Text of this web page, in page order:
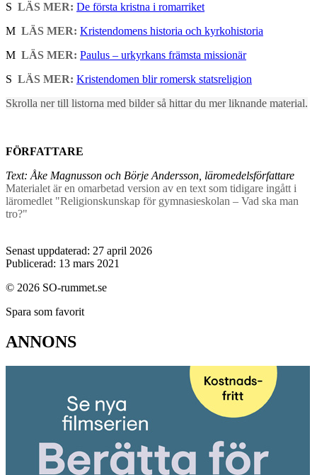
S LÄS MER: De första kristna i romarriket
M LÄS MER: Kristendomens historia och kyrkohistoria
M LÄS MER: Paulus – urkyrkans främsta missionär
S LÄS MER: Kristendomen blir romersk statsreligion
Skrolla ner till listorna med bilder så hittar du mer liknande material.
FÖRFATTARE
Text: Åke Magnusson och Börje Andersson, läromedelsförfattare
Materialet är en omarbetad version av en text som tidigare ingått i
läromedlet "Religionskunskap för gymnasieskolan – Vad ska man
tro?"
Senast uppdaterad: 27 april 2026
Publicerad: 13 mars 2021
© 2026 SO-rummet.se
Spara som favorit
ANNONS